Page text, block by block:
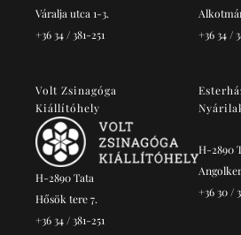
Váralja utca 1-3.
+36 34 / 381-251
+36 34 /
Volt Zsinagóga
Kiállítóhely
H-2890 Tata
Hősök tere 7.
+36 34 / 381-251
H-2890
+36 30 /